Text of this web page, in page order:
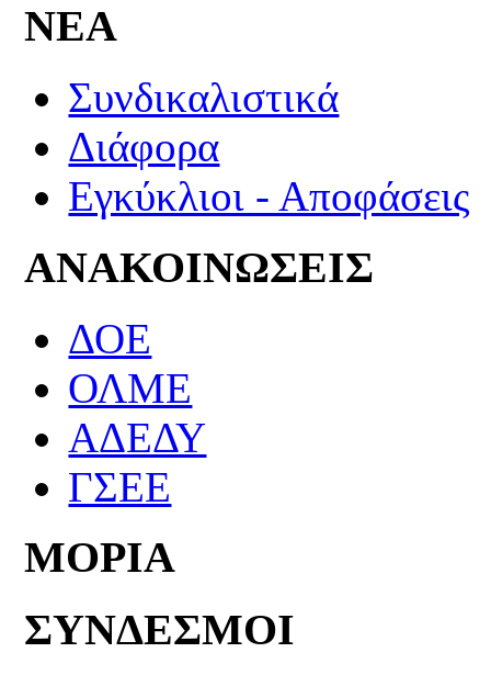
ΝΕΑ
Συνδικαλιστικά
Διάφορα
Εγκύκλιοι - Αποφάσεις
ΑΝΑΚΟΙΝΩΣΕΙΣ
ΔΟΕ
ΟΛΜΕ
ΑΔΕΔΥ
ΓΣΕΕ
ΜΟΡΙΑ
ΣΥΝΔΕΣΜΟΙ